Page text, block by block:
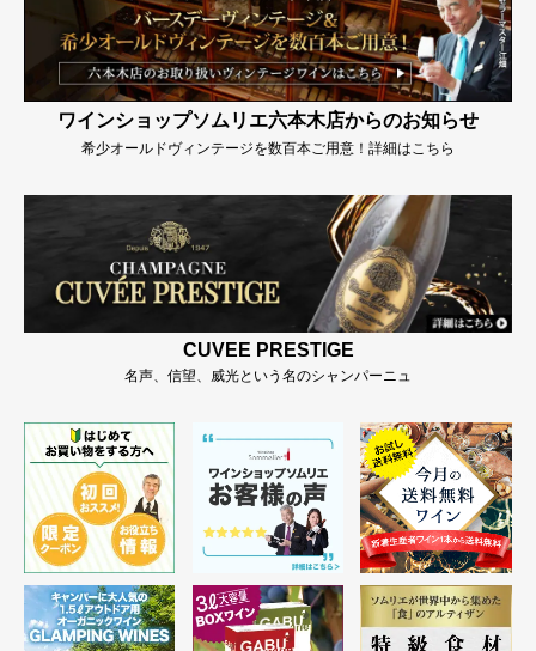
ワインショップソムリエ六本木店からのお知らせ
希少オールドヴィンテージを数百本ご用意！詳細はこちら
CUVEE PRESTIGE
名声、信望、威光という名のシャンパーニュ